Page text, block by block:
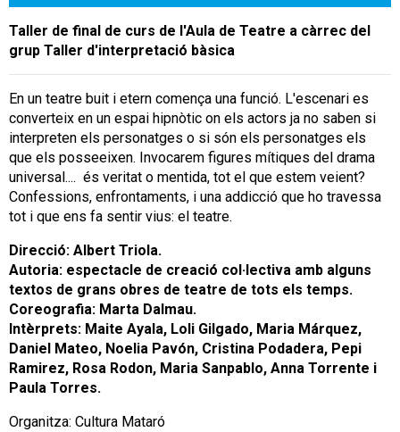
Taller de final de curs de l'Aula de Teatre a càrrec del
grup Taller d'interpretació bàsica
En un teatre buit i etern comença una funció. L'escenari es
converteix en un espai hipnòtic on els actors ja no saben si
interpreten els personatges o si són els personatges els
que els posseeixen. Invocarem figures mítiques del drama
universal.... és veritat o mentida, tot el que estem veient?
Confessions, enfrontaments, i una addicció que ho travessa
tot i que ens fa sentir vius: el teatre.
Direcció: Albert Triola.
Autoria: espectacle de creació col·lectiva amb alguns
textos de grans obres de teatre de tots els temps.
Coreografia: Marta Dalmau.
Intèrprets: Maite Ayala, Loli Gilgado, Maria Márquez,
Daniel Mateo, Noelia Pavón, Cristina Podadera, Pepi
Ramirez, Rosa Rodon, Maria Sanpablo, Anna Torrente i
Paula Torres.
Organitza: Cultura Mataró